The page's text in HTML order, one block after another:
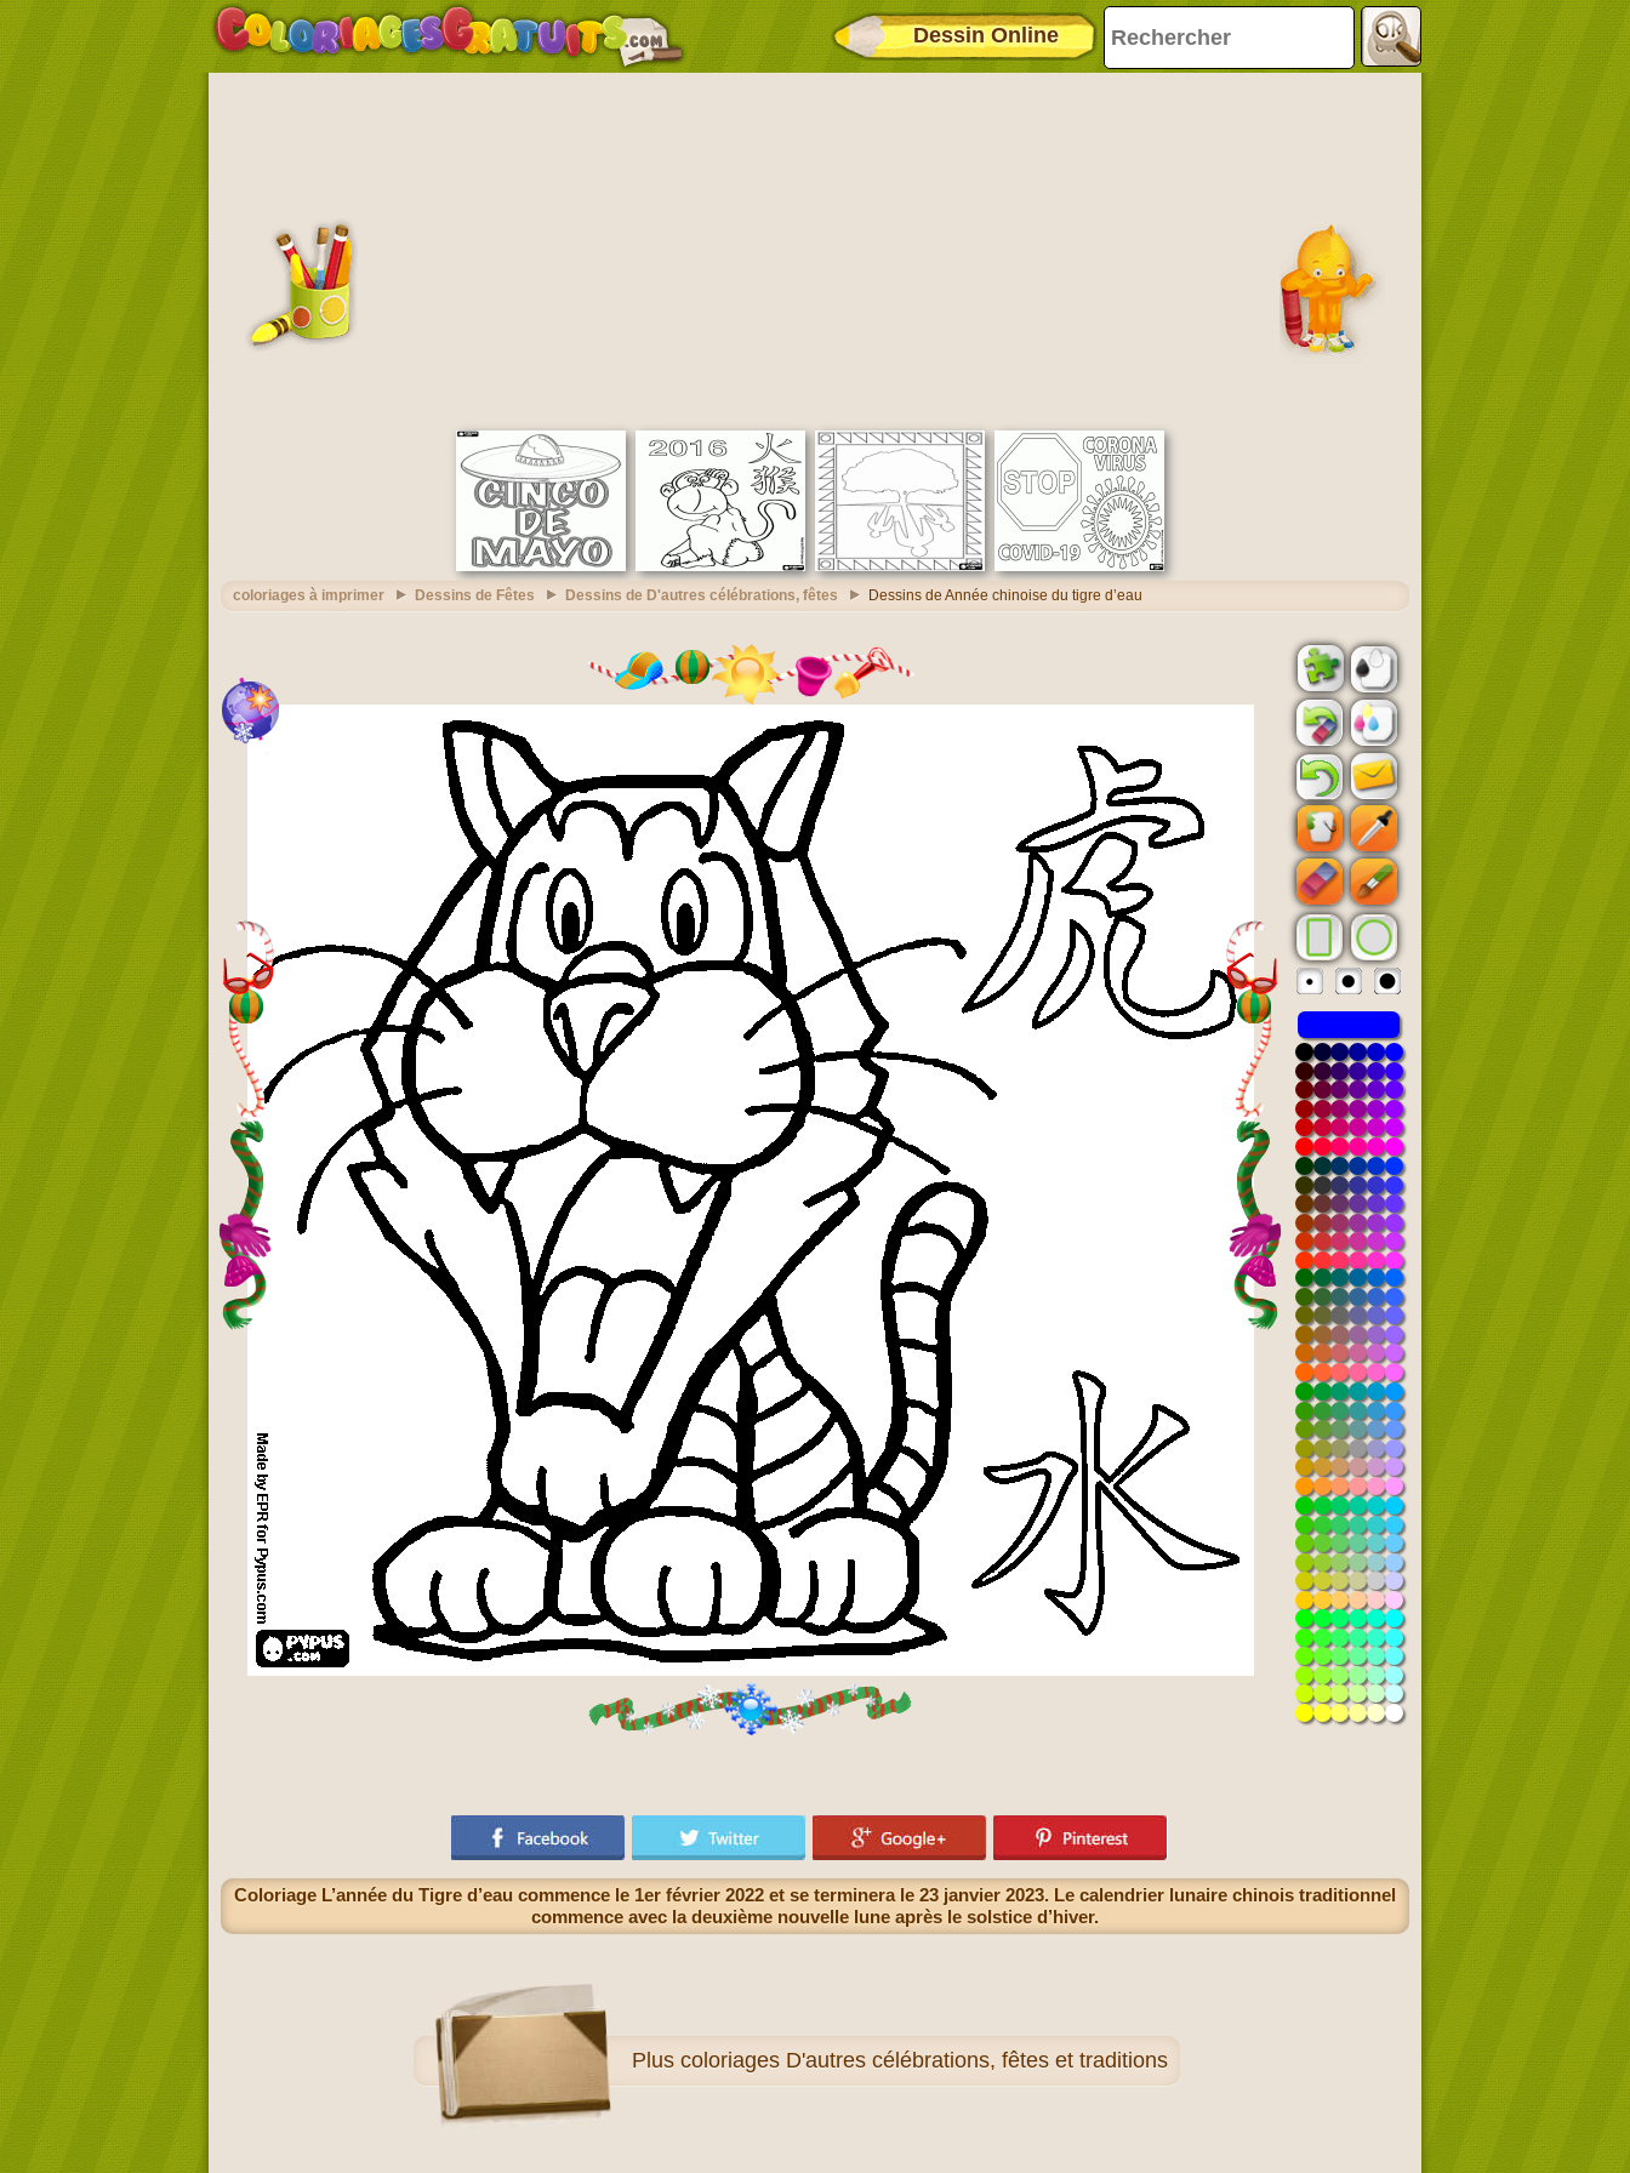
Dessin Online
coloriages à imprimer Dessins de Fêtes Dessins de D'autres célébrations, fêtes Dessins de Année chinoise du tigre d’eau
Coloriage L’année du Tigre d’eau commence le 1er février 2022 et se terminera le 23 janvier 2023. Le calendrier lunaire chinois traditionnel
commence avec la deuxième nouvelle lune après le solstice d’hiver.
Plus coloriages D'autres célébrations, fêtes et traditions